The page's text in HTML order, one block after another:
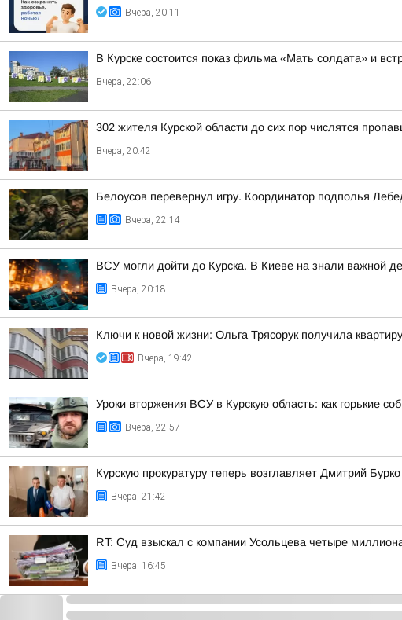
Вчера, 20:11
В Курске состоится показ фильма «Мать солдата» и
Вчера, 22:06
302 жителя Курской области до сих пор числятся
Вчера, 20:42
Белоусов перевернул игру. Координатор подполья
Вчера, 22:14
ВСУ могли дойти до Курска. В Киеве на знали важной
Вчера, 20:18
Ключи к новой жизни: Ольга Трясорук получила
Вчера, 19:42
Уроки вторжения ВСУ в Курскую область: как горькие
Вчера, 22:57
Курскую прокуратуру теперь возглавляет Дмитрий Бурко
Вчера, 21:42
RT: Суд взыскал с компании Усольцева четыре
Вчера, 16:45